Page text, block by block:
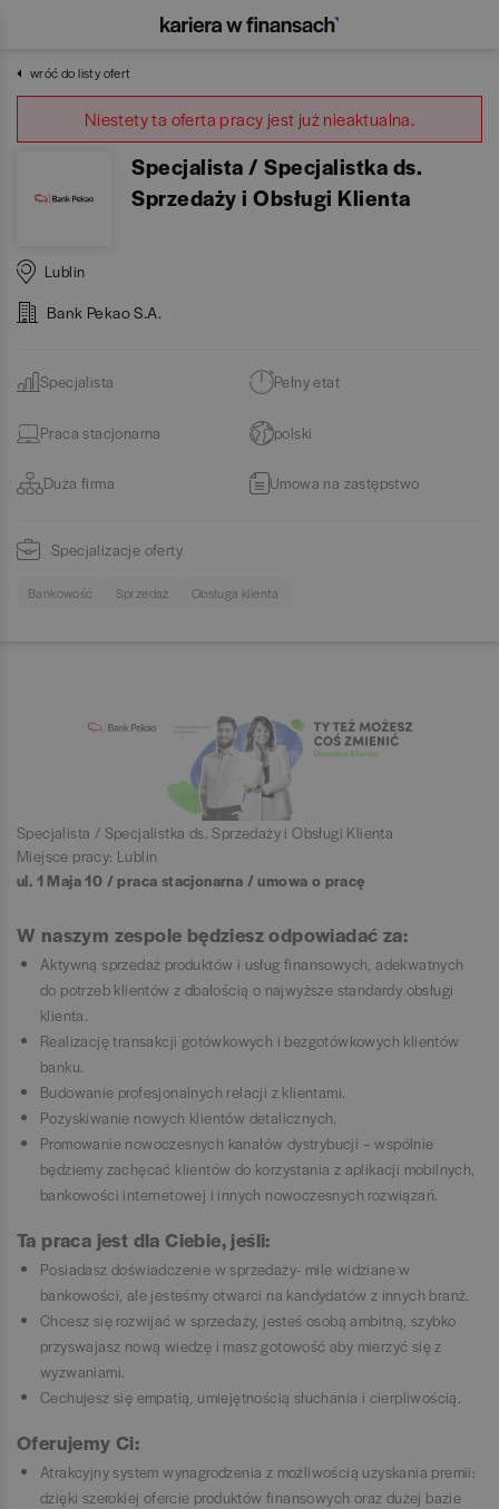
wróć do listy ofert
Niestety ta oferta pracy jest już nieaktualna.
Specjalista / Specjalistka ds.
Sprzedaży i Obsługi Klienta
Lublin
Bank Pekao S.A.
Specjalista Pełny etat
Praca stacjonarna polski
Duża firma Umowa na zastępstwo
Specjalizacje oferty
Bankowość Sprzedaż Obsługa klienta
Specjalista / Specjalistka ds. Sprzedaży i Obsługi Klienta
Miejsce pracy: Lublin
ul. 1 Maja 10 / praca stacjonarna / umowa o pracę
W naszym zespole będziesz odpowiadać za:
Aktywną sprzedaż produktów i usług finansowych, adekwatnych
do potrzeb klientów z dbałością o najwyższe standardy obsługi
klienta.
Realizację transakcji gotówkowych i bezgotówkowych klientów
banku.
Budowanie profesjonalnych relacji z klientami.
Pozyskiwanie nowych klientów detalicznych.
Promowanie nowoczesnych kanałów dystrybucji – wspólnie
będziemy zachęcać klientów do korzystania z aplikacji mobilnych,
bankowości internetowej i innych nowoczesnych rozwiązań.
Ta praca jest dla Ciebie, jeśli:
Posiadasz doświadczenie w sprzedaży- mile widziane w
bankowości, ale jesteśmy otwarci na kandydatów z innych branż.
Chcesz się rozwijać w sprzedaży, jesteś osobą ambitną, szybko
przyswajasz nową wiedzę i masz gotowość aby mierzyć się z
wyzwaniami.
Cechujesz się empatią, umiejętnością słuchania i cierpliwością.
Oferujemy Ci:
Atrakcyjny system wynagrodzenia z możliwością uzyskania premii:
dzięki szerokiej ofercie produktów finansowych oraz dużej bazie